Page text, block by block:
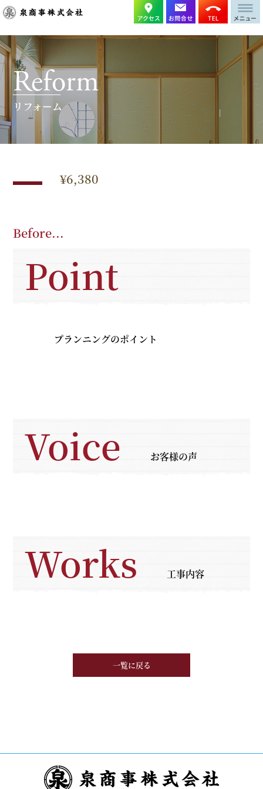
Reform
リフォーム
¥6,380
Before...
Point
プランニングのポイント
Voice お客様の声
Works 工事内容
一覧に戻る